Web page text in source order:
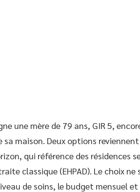
une mère de 79 ans, GIR 5,
sa maison. Deux options
qui référence des résidences
classique (EHPAD). Le choix
de soins, le budget mensuel